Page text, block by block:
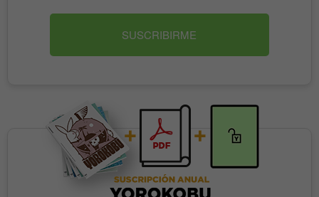
SUSCRIBIRME